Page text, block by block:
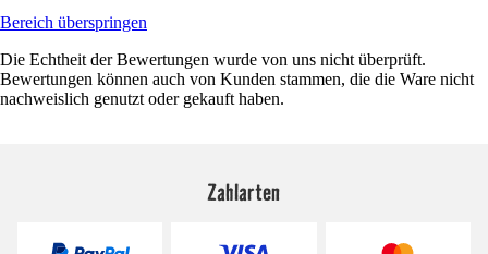
Bereich überspringen
Die Echtheit der Bewertungen wurde von uns nicht überprüft.
Bewertungen können auch von Kunden stammen, die die Ware nicht
nachweislich genutzt oder gekauft haben.
Zahlarten